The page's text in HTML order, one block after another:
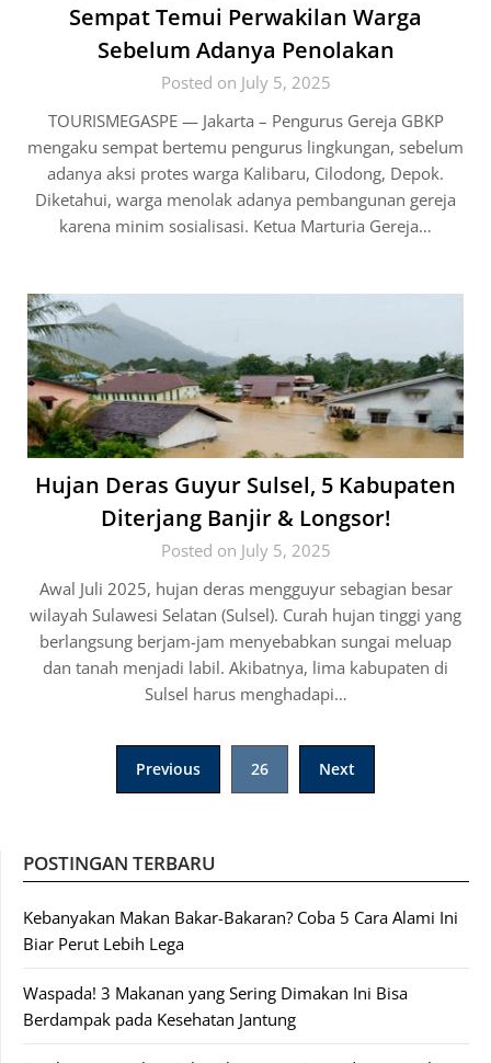
Sempat Temui Perwakilan Warga
Sebelum Adanya Penolakan
Posted on July 5, 2025
TOURISMEGASPE — Jakarta – Pengurus Gereja GBKP
mengaku sempat bertemu pengurus lingkungan, sebelum
adanya aksi protes warga Kalibaru, Cilodong, Depok.
Diketahui, warga menolak adanya pembangunan gereja
karena minim sosialisasi. Ketua Marturia Gereja…
Hujan Deras Guyur Sulsel, 5 Kabupaten
Diterjang Banjir & Longsor!
Posted on July 5, 2025
Awal Juli 2025, hujan deras mengguyur sebagian besar
wilayah Sulawesi Selatan (Sulsel). Curah hujan tinggi yang
berlangsung berjam-jam menyebabkan sungai meluap
dan tanah menjadi labil. Akibatnya, lima kabupaten di
Sulsel harus menghadapi…
pagination
Previous 26 Next
POSTINGAN TERBARU
Kebanyakan Makan Bakar-Bakaran? Coba 5 Cara Alami Ini
Biar Perut Lebih Lega
Waspada! 3 Makanan yang Sering Dimakan Ini Bisa
Berdampak pada Kesehatan Jantung